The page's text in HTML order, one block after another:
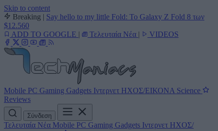
Skip to content
Breaking | Say hello to my little Fold: Το Galaxy Z Fold 8 των
$12.560
ADD TO GOOGLE | Τελευταία Νέα | VIDEOS
Mobile PC Gaming Gadgets Ιντερνετ ΗΧΟΣ/ΕΙΚΟΝΑ Science
Reviews
Σύνδεση
Τελευταία Νέα Mobile PC Gaming Gadgets Ιντερνετ ΗΧΟΣ/